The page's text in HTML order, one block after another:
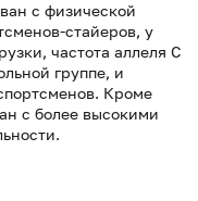
с физической
стайеров, у
частота аллеля С
группе, и
Кроме
с более высокими